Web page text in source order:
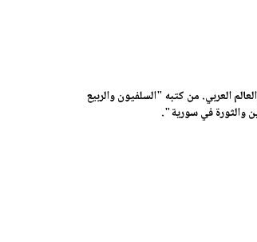
العربي. من كتبه "السلفيون والربيع
والثورة في سورية".